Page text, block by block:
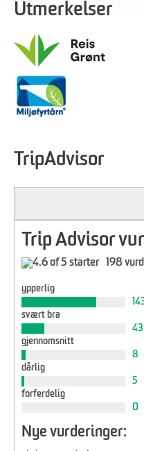
Utmerkelser
TripAdvisor
Trip Advisor
198
ypperlig
svært bra
43
gjennomsnitt
8
dårlig
5
forferdelig
0
Nye vurderinger: